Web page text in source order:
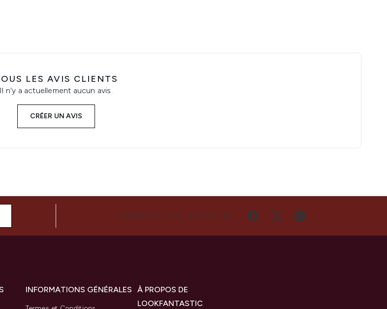
LES AVIS CLIENTS
Il n'y a actuellement aucun avis.
CRÉER UN AVIS
CONNECTEZ-VOUS AVEC NOUS
INFORMATIONS GÉNÉRALES
À PROPOS DE
LOOKFANTASTIC